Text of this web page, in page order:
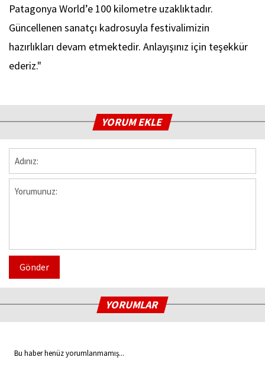
Patagonya World’e 100 kilometre uzaklıktadır.
Güncellenen sanatçı kadrosuyla festivalimizin
hazırlıkları devam etmektedir. Anlayışınız için teşekkür
ederiz."
YORUM EKLE
Gönder
YORUMLAR
Bu haber henüz yorumlanmamış...